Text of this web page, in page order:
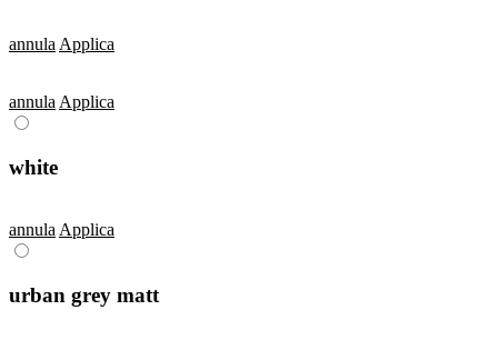
annula Applica
annula Applica
white
annulaApplica
urban grey matt